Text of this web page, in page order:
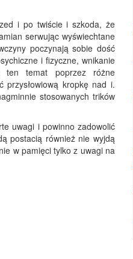
i po twiście i szkoda, że
serwując wyświechtane
poczynają sobie dość
i fizyczne, wnikanie
ten temat poprzez różne
przysłowiową kropkę nad i.
stosowanych trików
uwagi i powinno zadowolić
postacią również nie wyjdą
w pamięci tylko z uwagi na